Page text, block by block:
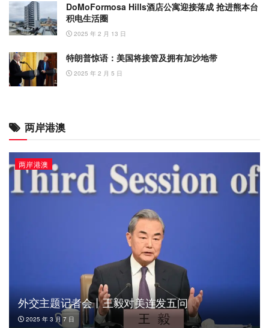
DoMoFormosa Hills酒店公寓迎接落成 抢进熊本台
积电生活圈
2025 年 2 月 13 日
特朗普惊语：美国将接管及拥有加沙地带
2025 年 2 月 5 日
两岸港澳
两岸港澳
外交主题记者会丨王毅对美连发五问
2025 年 3 月 7 日